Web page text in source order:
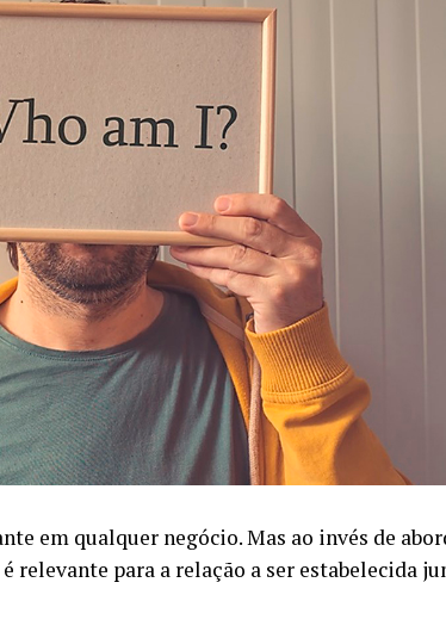
em qualquer negócio. Mas ao invés de
relevante para a relação a ser estabelecida